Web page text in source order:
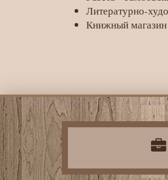
Литературно-
Книжный
Литературная
деятельность
организации